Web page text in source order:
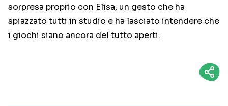
sorpresa proprio con Elisa, un gesto che ha
spiazzato tutti in studio e ha lasciato intendere che
i giochi siano ancora del tutto aperti.